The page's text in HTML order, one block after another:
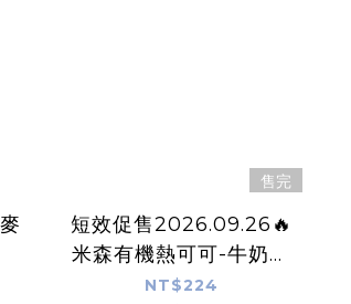
售完
短效促售2026.09.26🔥
米森有機熱可可-牛奶巧
克力
NT$224